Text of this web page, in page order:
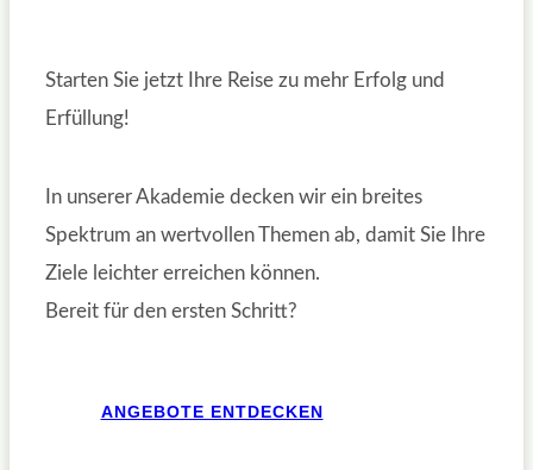
Starten Sie jetzt Ihre Reise zu mehr Erfolg und
Erfüllung!
In unserer Akademie decken wir ein breites
Spektrum an wertvollen Themen ab, damit Sie Ihre
Ziele leichter erreichen können.
Bereit für den ersten Schritt?
ANGEBOTE ENTDECKEN